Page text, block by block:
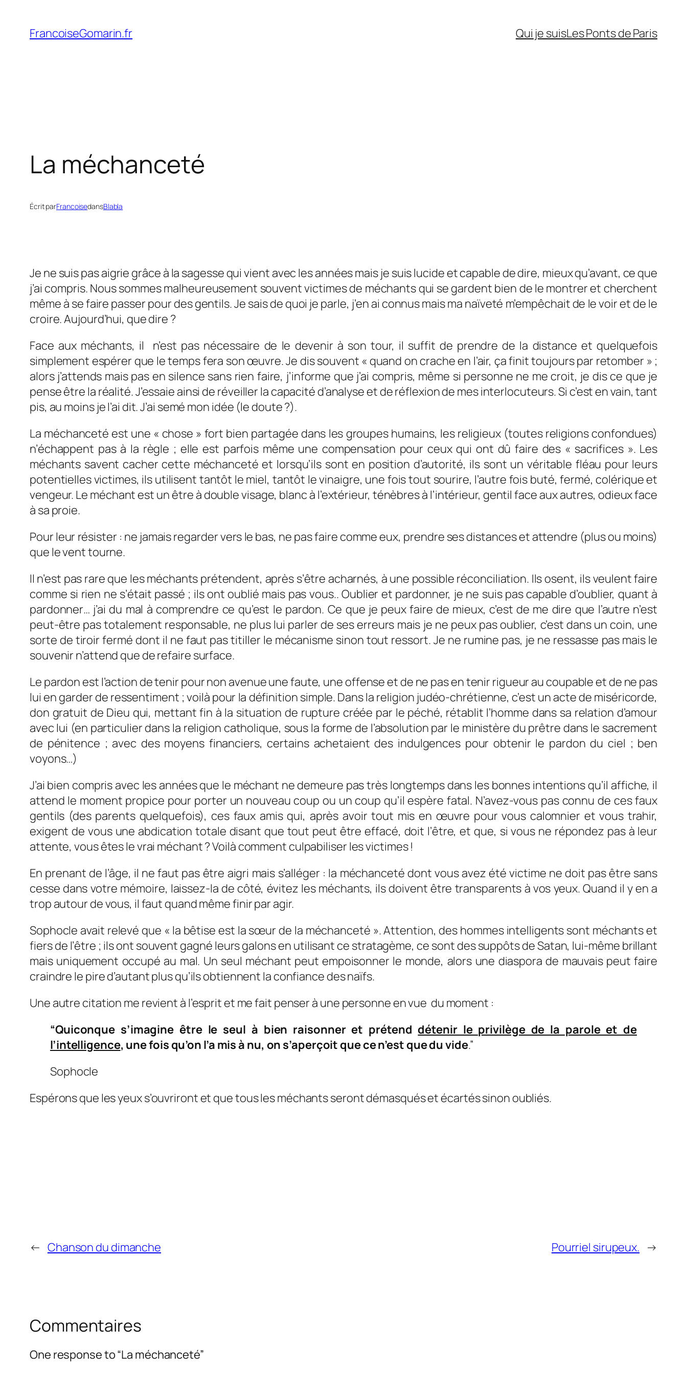
contenu
FrancoiseGomarin.fr Qui je suisLes Ponts de Paris
La méchanceté
Écrit parFrancoisedansBlabla
Je ne suis pas aigrie grâce à la sagesse qui vient avec les années mais je suis lucide et capable de dire, mieux qu’avant, ce que
j’ai compris. Nous sommes malheureusement souvent victimes de méchants qui se gardent bien de le montrer et cherchent
même à se faire passer pour des gentils. Je sais de quoi je parle, j’en ai connus mais ma naïveté m’empêchait de le voir et de le
croire. Aujourd’hui, que dire ?
Face aux méchants, il n’est pas nécessaire de le devenir à son tour, il suffit de prendre de la distance et quelquefois
simplement espérer que le temps fera son œuvre. Je dis souvent « quand on crache en l’air, ça finit toujours par retomber » ;
alors j’attends mais pas en silence sans rien faire, j’informe que j’ai compris, même si personne ne me croit, je dis ce que je
pense être la réalité. J’essaie ainsi de réveiller la capacité d’analyse et de réflexion de mes interlocuteurs. Si c’est en vain, tant
pis, au moins je l’ai dit. J’ai semé mon idée (le doute ?).
La méchanceté est une « chose » fort bien partagée dans les groupes humains, les religieux (toutes religions confondues)
n’échappent pas à la règle ; elle est parfois même une compensation pour ceux qui ont dû faire des « sacrifices ». Les
méchants savent cacher cette méchanceté et lorsqu’ils sont en position d’autorité, ils sont un véritable fléau pour leurs
potentielles victimes, ils utilisent tantôt le miel, tantôt le vinaigre, une fois tout sourire, l’autre fois buté, fermé, colérique et
vengeur. Le méchant est un être à double visage, blanc à l’extérieur, ténèbres à l’intérieur, gentil face aux autres, odieux face
à sa proie.
Pour leur résister : ne jamais regarder vers le bas, ne pas faire comme eux, prendre ses distances et attendre (plus ou moins)
que le vent tourne.
Il n’est pas rare que les méchants prétendent, après s’être acharnés, à une possible réconciliation. Ils osent, ils veulent faire
comme si rien ne s’était passé ; ils ont oublié mais pas vous.. Oublier et pardonner, je ne suis pas capable d’oublier, quant à
pardonner… j’ai du mal à comprendre ce qu’est le pardon. Ce que je peux faire de mieux, c’est de me dire que l’autre n’est
peut-être pas totalement responsable, ne plus lui parler de ses erreurs mais je ne peux pas oublier, c’est dans un coin, une
sorte de tiroir fermé dont il ne faut pas titiller le mécanisme sinon tout ressort. Je ne rumine pas, je ne ressasse pas mais le
souvenir n’attend que de refaire surface.
Le pardon est l’action de tenir pour non avenue une faute, une offense et de ne pas en tenir rigueur au coupable et de ne pas
lui en garder de ressentiment ; voilà pour la définition simple. Dans la religion judéo-chrétienne, c’est un acte de miséricorde,
don gratuit de Dieu qui, mettant fin à la situation de rupture créée par le péché, rétablit l’homme dans sa relation d’amour
avec lui (en particulier dans la religion catholique, sous la forme de l’absolution par le ministère du prêtre dans le sacrement
de pénitence ; avec des moyens financiers, certains achetaient des indulgences pour obtenir le pardon du ciel ; ben
voyons…)
J’ai bien compris avec les années que le méchant ne demeure pas très longtemps dans les bonnes intentions qu’il affiche, il
attend le moment propice pour porter un nouveau coup ou un coup qu’il espère fatal. N’avez-vous pas connu de ces faux
gentils (des parents quelquefois), ces faux amis qui, après avoir tout mis en œuvre pour vous calomnier et vous trahir,
exigent de vous une abdication totale disant que tout peut être effacé, doit l’être, et que, si vous ne répondez pas à leur
attente, vous êtes le vrai méchant ? Voilà comment culpabiliser les victimes !
En prenant de l’âge, il ne faut pas être aigri mais s’alléger : la méchanceté dont vous avez été victime ne doit pas être sans
cesse dans votre mémoire, laissez-la de côté, évitez les méchants, ils doivent être transparents à vos yeux. Quand il y en a
trop autour de vous, il faut quand même finir par agir.
Sophocle avait relevé que « la bêtise est la sœur de la méchanceté ». Attention, des hommes intelligents sont méchants et
fiers de l’être ; ils ont souvent gagné leurs galons en utilisant ce stratagème, ce sont des suppôts de Satan, lui-même brillant
mais uniquement occupé au mal. Un seul méchant peut empoisonner le monde, alors une diaspora de mauvais peut faire
craindre le pire d’autant plus qu’ils obtiennent la confiance des naïfs.
Une autre citation me revient à l’esprit et me fait penser à une personne en vue du moment :
“Quiconque s’imagine être le seul à bien raisonner et prétend détenir le privilège de la parole et de
l’intelligence, une fois qu’on l’a mis à nu, on s’aperçoit que ce n’est que du vide.”
Sophocle
Espérons que les yeux s’ouvriront et que tous les méchants seront démasqués et écartés sinon oubliés.
← Chanson du dimanche Pourriel sirupeux. →
Commentaires
One response to “La méchanceté”